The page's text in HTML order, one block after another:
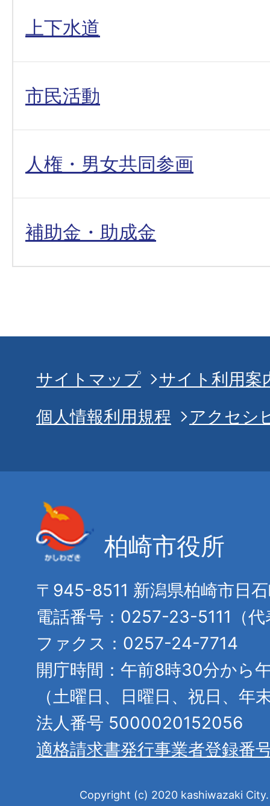
上下水道
市民活動
人権・男女共同参画
補助金・助成金
サイトマップ
サイト利用案
個人情報利用規程
アクセシ
柏崎市役所
〒945-8511 新潟県柏崎市日
電話番号：0257-23-5111（代
ファクス：0257-24-7714
開庁時間：午前8時30分から
（土曜日、日曜日、祝日、年
法人番号 5000020152056
適格請求書発行事業者登録番
Copyright (c) 2020 kashiwazaki